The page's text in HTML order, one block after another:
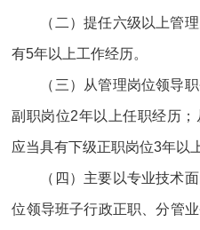
（二）提任六级以上管
有5年以上工作经历。
（三）从管理岗位领导
副职岗位2年以上任职经历；
应当具有下级正职岗位3年以
（四）主要以专业技术
位领导班子行政正职、分管